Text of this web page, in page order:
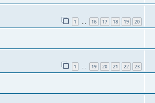
1 16 17 18 19 20
1 … 19 20 21 22 23